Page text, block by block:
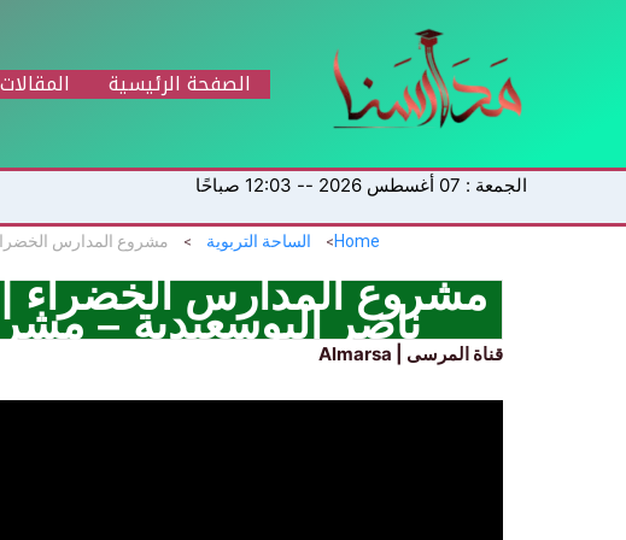
الصفحة الرئيسية المقالات
الجمعة : 07 أغسطس 2026 -- 12:03 صباحًا
Home الساحة التربوية
مشروع المدارس الخضراء
ناصر البوسعيدية –
قناة المرسى | Almarsa